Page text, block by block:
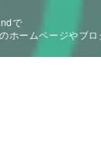
で
ホームページやブロ